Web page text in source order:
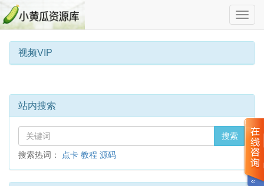
切
换
导
视频VIP
站内搜索
搜索
搜索热词：
点卡 教程 源码